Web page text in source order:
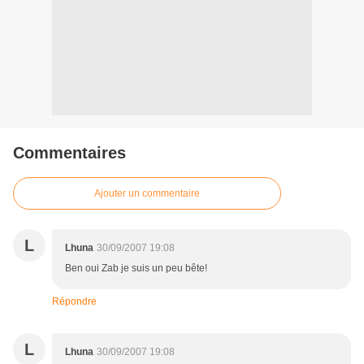
Commentaires
Ajouter un commentaire
L Lhuna 30/09/2007 19:08
Ben oui Zab je suis un peu bête!
Répondre
L Lhuna 30/09/2007 19:08